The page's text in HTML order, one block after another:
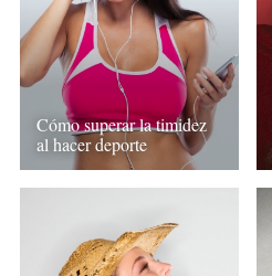
Cómo superar la timidez
al hacer deporte